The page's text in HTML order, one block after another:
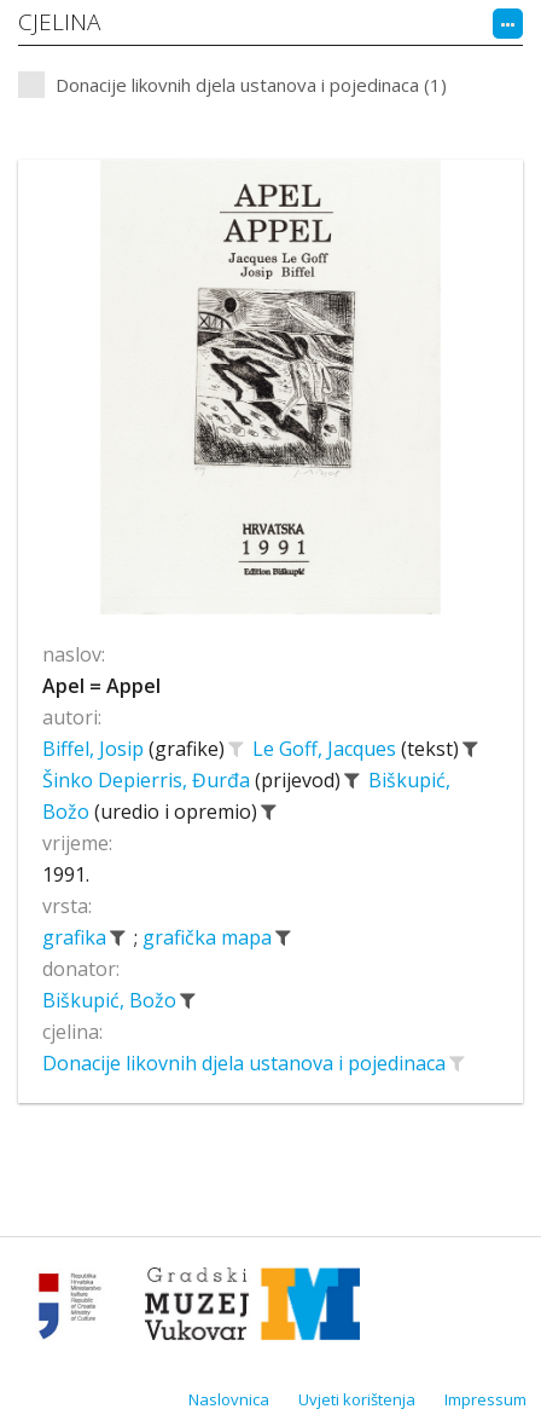
CJELINA
Donacije likovnih djela ustanova i pojedinaca (1)
naslov:
Apel = Appel
autori:
Biffel, Josip (grafike) Le Goff, Jacques (tekst)
Šinko Depierris, Đurđa (prijevod)
Biškupić,
Božo (uredio i opremio)
vrijeme:
1991.
vrsta:
grafika
; grafička mapa
donator:
Biškupić, Božo
cjelina:
Donacije likovnih djela ustanova i pojedinaca
Naslovnica Uvjeti korištenja Impressum